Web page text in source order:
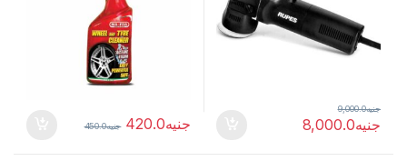
جنيه8,000.0
جنيه9,000.0
جنيه420.0 جنيه450.0